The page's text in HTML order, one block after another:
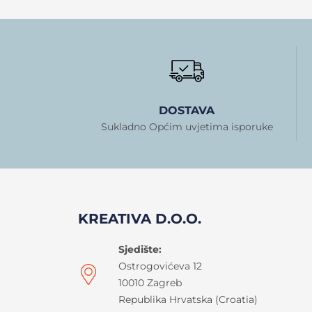
DOSTAVA
Sukladno Općim uvjetima isporuke
KREATIVA D.O.O.
Sjedište:
Ostrogovićeva 12
10010 Zagreb
Republika Hrvatska (Croatia)